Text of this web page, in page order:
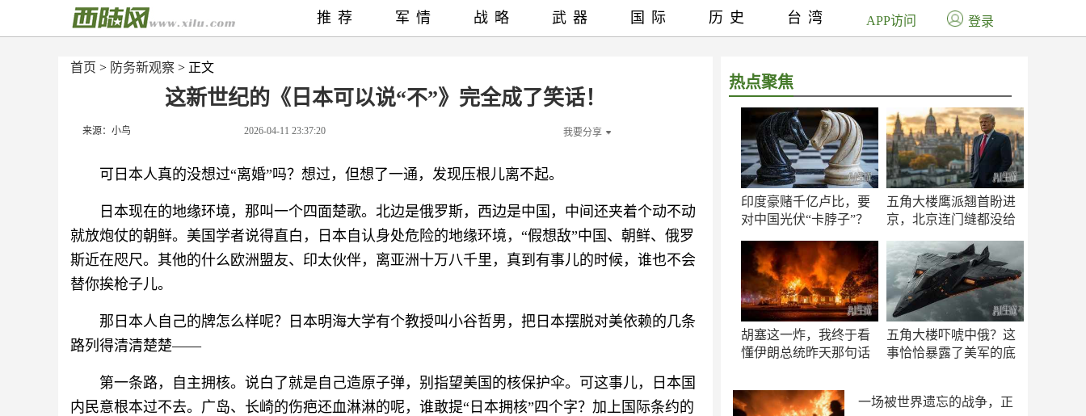
首页 > 防务新观察 > 正文
这新世纪的《日本可以说“不”》完全成了笑话！
来源：小鸟 2026-04-11 23:37:20 我要分享
可日本人真的没想过“离婚”吗？想过，但想了一通，发现压根儿离不起。
日本现在的地缘环境，那叫一个四面楚歌。北边是俄罗斯，西边是中国，中间还夹着个动不动
就放炮仗的朝鲜。美国学者说得直白，日本自认身处危险的地缘环境，“假想敌”中国、朝鲜、俄罗
斯近在咫尺。其他的什么欧洲盟友、印太伙伴，离亚洲十万八千里，真到有事儿的时候，谁也不会
替你挨枪子儿。
那日本人自己的牌怎么样呢？日本明海大学有个教授叫小谷哲男，把日本摆脱对美依赖的几条
路列得清清楚楚——
第一条路，自主拥核。说白了就是自己造原子弹，别指望美国的核保护伞。可这事儿，日本国
内民意根本过不去。广岛、长崎的伤疤还血淋淋的呢，谁敢提“日本拥核”四个字？加上国际条约的
热点聚焦
印度豪赌千亿卢比，要
对中国光伏“卡脖子”？
五角大楼鹰派翘首盼进
京，北京连门缝都没给
胡塞这一炸，我终于看
懂伊朗总统昨天那句话
五角大楼吓唬中俄？这
事恰恰暴露了美军的底
一场被世界遗忘的战争，正
推荐 军情 战略 武器 国际 历史 台湾 APP访问 登录